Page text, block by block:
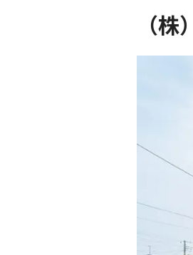
（